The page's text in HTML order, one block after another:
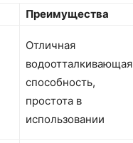
Преимущества
Отличная
водоотталкивающая
способность,
простота в
использовании